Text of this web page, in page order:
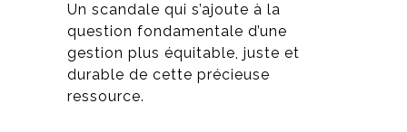
Un scandale qui s’ajoute à la
question fondamentale d’une
gestion plus équitable, juste et
durable de cette précieuse
ressource.